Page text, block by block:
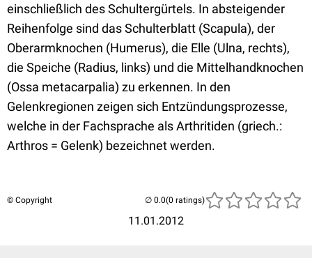
einschließlich des Schultergürtels. In absteigender
Reihenfolge sind das Schulterblatt (Scapula), der
Oberarmknochen (Humerus), die Elle (Ulna, rechts),
die Speiche (Radius, links) und die Mittelhandknochen
(Ossa metacarpalia) zu erkennen. In den
Gelenkregionen zeigen sich Entzündungsprozesse,
welche in der Fachsprache als Arthritiden (griech.:
Arthros = Gelenk) bezeichnet werden.
© Copyright
11.01.2012
(0 ratings)